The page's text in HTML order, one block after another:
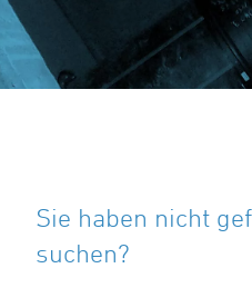
Sie haben nicht
suchen?